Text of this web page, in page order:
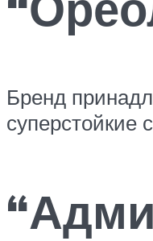
Бренд
суперстойкие